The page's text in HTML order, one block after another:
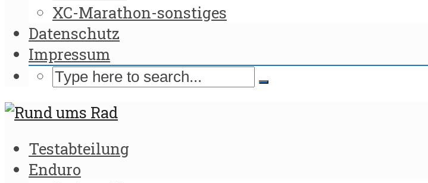
XC-Marathon-sonstiges
Datenschutz
Impressum
Testabteilung
Enduro